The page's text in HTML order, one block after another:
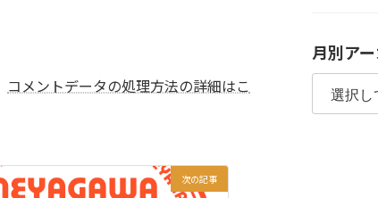
コメントデータの処理方法の詳細はこ
次の記事
月別ア